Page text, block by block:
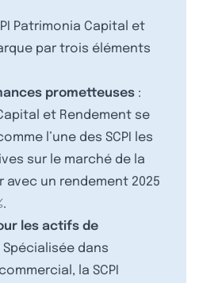
Patrimonia Capital et
par trois éléments
prometteuses :
et Rendement se
l’une des SCPI les
sur le marché de la
avec un rendement 2025
les actifs de
Spécialisée dans
la SCPI